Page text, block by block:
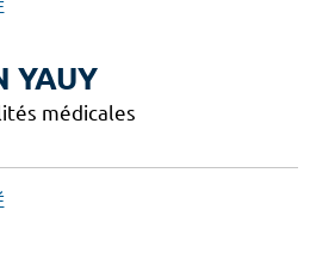
YAUY
médicales